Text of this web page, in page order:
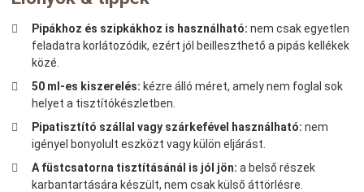
Pipákhoz és szipkákhoz is használható: nem csak egyetlen
feladatra korlátozódik, ezért jól beilleszthető a pipás kellékek
közé.
50 ml-es kiszerelés: kézre álló méret, amely nem foglal sok
helyet a tisztítókészletben.
Pipatisztító szállal vagy szárkefével használható: nem
igényel bonyolult eszközt vagy külön eljárást.
A füstcsatorna tisztításánál is jól jön: a belső részek
karbantartására készült, nem csak külső áttörlésre.